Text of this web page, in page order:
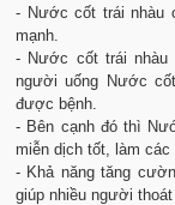
- Nước cốt trái nhàu
mạnh.
- Nước cốt trái nhàu
người uống Nước
được bệnh.
- Bên cạnh đó thì
miễn dịch tốt, làm
- Khả năng tăng
giúp nhiều người